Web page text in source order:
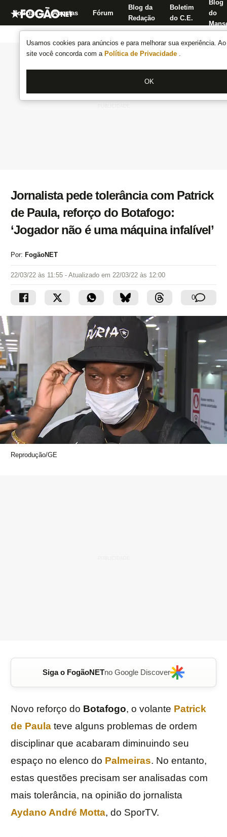
Usamos cookies para anúncios e para melhorar sua experiência.
site você concorda com a Política de Privacidade .
OK
Notícias Apostas Fórum
Blog da
Redação
Boletim
do C.E.
Blog
do
Jornalista pede tolerância com Patrick
de Paula, reforço do Botafogo:
‘Jogador não é uma máquina infalível’
Por: FogãoNET
22/03/22 às 11:55 - Atualizado em 22/03/22 às 12:00
0
Reprodução/GE
Siga o FogãoNETno Google Discover
Novo reforço do Botafogo, o volante Patrick
de Paula teve alguns problemas de ordem
disciplinar que acabaram diminuindo seu
espaço no elenco do Palmeiras. No entanto,
estas questões precisam ser analisadas com
mais tolerância, na opinião do jornalista
Aydano André Motta, do SporTV.